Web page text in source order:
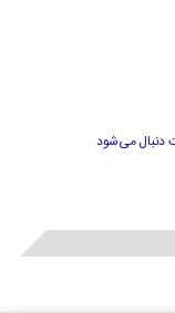
دنبال می‌شود